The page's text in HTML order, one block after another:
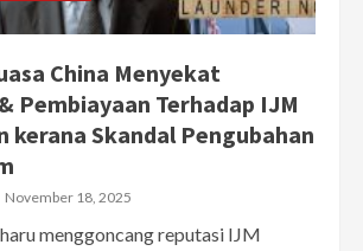
China Menyekat
Pembiayaan Terhadap IJM
kerana Skandal Pengubahan
November 18, 2025
menggoncang reputasi IJM